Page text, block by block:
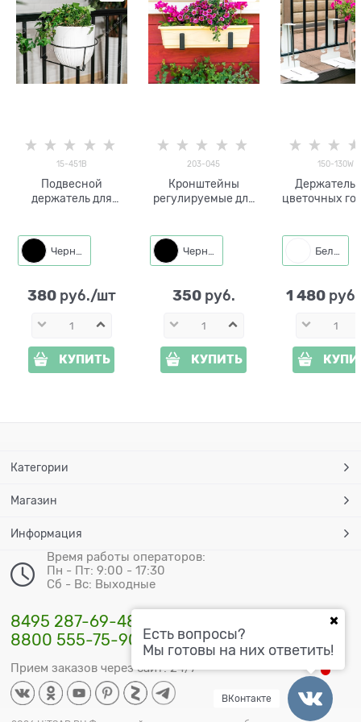
15-451B
Подвесной
держатель для
380 руб./шт
КУПИТЬ
203-045
Кронштейны
регулируемые для
350 руб.
КУПИТЬ
150-130W
Держатель
цветочных
1 480
Категории
Магазин
Информация
Время работы операторов:
Пн - Пт: 9:00 - 17:30
Сб - Вс: Выходные
8495 287-69-48
8800 555-75-90
Прием заказов через сайт: 24/7
Есть вопросы?
Мы готовы на них ответить!
ВКонтакте